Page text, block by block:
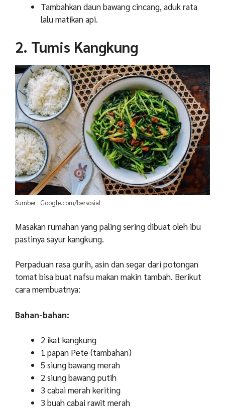
Tambahkan daun bawang cincang, aduk rata
lalu matikan api.
2. Tumis Kangkung
Sumber : Google.com/bersosial
Masakan rumahan yang paling sering dibuat oleh ibu
pastinya sayur kangkung.
Perpaduan rasa gurih, asin dan segar dari potongan
tomat bisa buat nafsu makan makin tambah. Berikut
cara membuatnya:
Bahan-bahan:
2 ikat kangkung
1 papan Pete (tambahan)
5 siung bawang merah
2 siung bawang putih
3 cabai merah keriting
3 buah cabai rawit merah